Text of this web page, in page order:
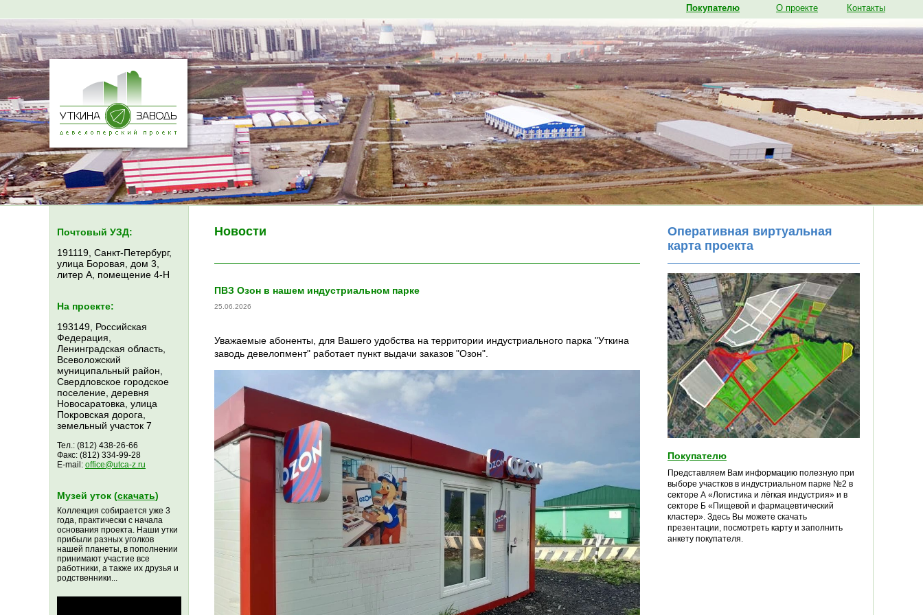
Почтовый УЗД:
191119, Санкт-Петербург,
улица Боровая, дом 3,
литер А, помещение 4-Н
На проекте:
193149, Российская
Федерация,
Ленинградская область,
Всеволожский
муниципальный район,
Свердловское городское
поселение, деревня
Новосаратовка, улица
Покровская дорога,
земельный участок 7
Тел.: (812) 438-26-66
Факс: (812) 334-99-28
E-mail: office@utca-z.ru
Музей уток (скачать)
Коллекция собирается уже 3
года, практически с начала
основания проекта. Наши утки
прибыли разных уголков
нашей планеты, в пополнении
принимают участие все
работники, а также их друзья и
родственники...
Новости
ПВЗ Озон в нашем индустриальном парке
25.06.2026
Уважаемые абоненты, для Вашего удобства на территории индустриального парка "Уткина
заводь девелопмент" работает пункт выдачи заказов "Озон".
Оперативная виртуальная
карта проекта
Покупателю
Представляем Вам информацию полезную при
выборе участков в индустриальном парке №2 в
секторе А «Логистика и лёгкая индустрия» и в
секторе Б «Пищевой и фармацевтический
кластер». Здесь Вы можете скачать
презентации, посмотреть карту и заполнить
анкету покупателя.
Покупателю О проекте Контакты